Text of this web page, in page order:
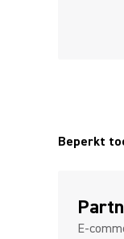
Beperkt
E-